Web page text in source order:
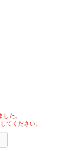
た。
てください。